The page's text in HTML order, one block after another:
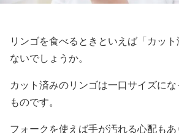
リンゴを食べるときといえば「カッ
ないでしょうか。
カット済みのリンゴは一口サイズに
ものです。
フォークを使えば手が汚れる心配もあ